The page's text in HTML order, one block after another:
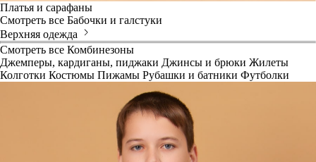
Платья и сарафаны
Смотреть все Бабочки и галстуки
Верхняя одежда
Смотреть все Комбинезоны
Джемперы, кардиганы, пиджаки Джинсы и брюки Жилеты
Колготки Костюмы Пижамы Рубашки и батники Футболки